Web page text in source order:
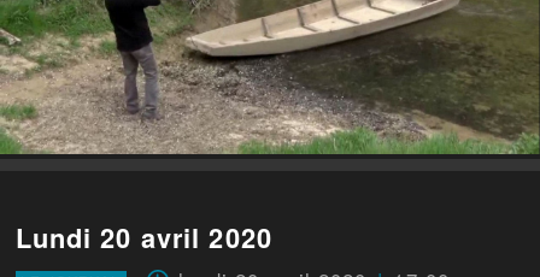
Lundi 20 avril 2020